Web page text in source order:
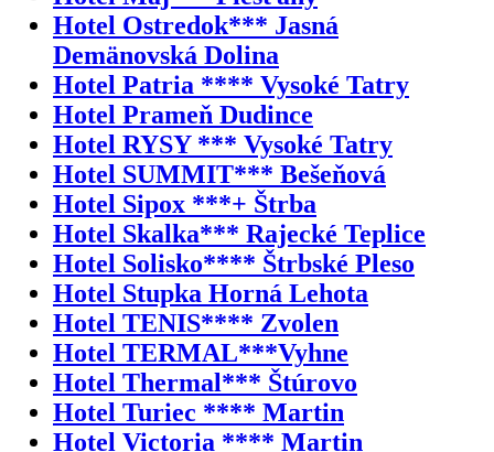
Hotel Ostredok*** Jasná
Demänovská Dolina
Hotel Patria **** Vysoké Tatry
Hotel Prameň Dudince
Hotel RYSY *** Vysoké Tatry
Hotel SUMMIT*** Bešeňová
Hotel Sipox ***+ Štrba
Hotel Skalka*** Rajecké Teplice
Hotel Solisko**** Štrbské Pleso
Hotel Stupka Horná Lehota
Hotel TENIS**** Zvolen
Hotel TERMAL***Vyhne
Hotel Thermal*** Štúrovo
Hotel Turiec **** Martin
Hotel Victoria **** Martin